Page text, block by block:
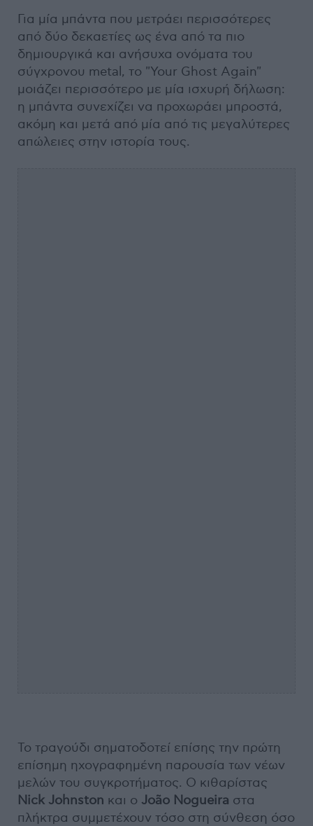
Για μία μπάντα που μετράει περισσότερες
από δύο δεκαετίες ως ένα από τα πιο
δημιουργικά και ανήσυχα ονόματα του
σύγχρονου metal, το "Your Ghost Again"
μοιάζει περισσότερο με μία ισχυρή δήλωση:
η μπάντα συνεχίζει να προχωράει μπροστά,
ακόμη και μετά από μία από τις μεγαλύτερες
απώλειες στην ιστορία τους.
Το τραγούδι σηματοδοτεί επίσης την πρώτη
επίσημη ηχογραφημένη παρουσία των νέων
μελών του συγκροτήματος. Ο κιθαρίστας
Nick Johnston και ο João Nogueira στα
πλήκτρα συμμετέχουν τόσο στη σύνθεση όσο